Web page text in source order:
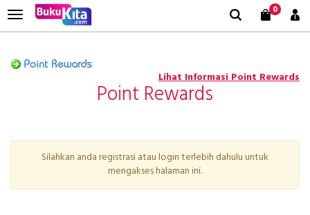
0
Lihat Informasi Point Rewards
Point Rewards
Silahkan anda registrasi atau login terlebih dahulu untuk
mengakses halaman ini.